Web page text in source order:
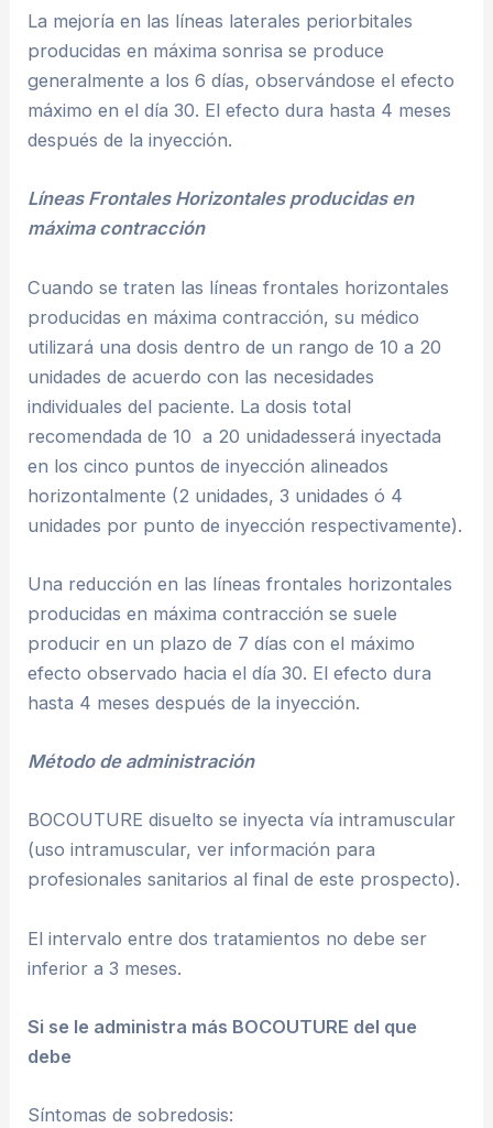
La mejoría en las líneas laterales periorbitales
producidas en máxima sonrisa se produce
generalmente a los 6 días, observándose el efecto
máximo en el día 30. El efecto dura hasta 4 meses
después de la inyección.
Líneas Frontales Horizontales producidas en
máxima contracción
Cuando se traten las líneas frontales horizontales
producidas en máxima contracción, su médico
utilizará una dosis dentro de un rango de 10 a 20
unidades de acuerdo con las necesidades
individuales del paciente. La dosis total
recomendada de 10 a 20 unidadesserá inyectada
en los cinco puntos de inyección alineados
horizontalmente (2 unidades, 3 unidades ó 4
unidades por punto de inyección respectivamente).
Una reducción en las líneas frontales horizontales
producidas en máxima contracción se suele
producir en un plazo de 7 días con el máximo
efecto observado hacia el día 30. El efecto dura
hasta 4 meses después de la inyección.
Método de administración
BOCOUTURE disuelto se inyecta vía intramuscular
(uso intramuscular, ver información para
profesionales sanitarios al final de este prospecto).
El intervalo entre dos tratamientos no debe ser
inferior a 3 meses.
Si se le administra más BOCOUTURE del que
debe
Síntomas de sobredosis: